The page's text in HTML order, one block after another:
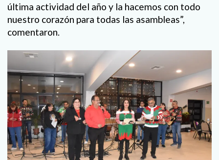
última actividad del año y la hacemos con todo
nuestro corazón para todas las asambleas”,
comentaron.